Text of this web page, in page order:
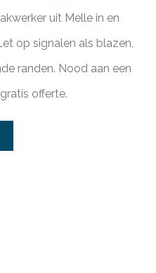
uit Melle in en
op signalen als blazen,
randen. Nood aan een
offerte.